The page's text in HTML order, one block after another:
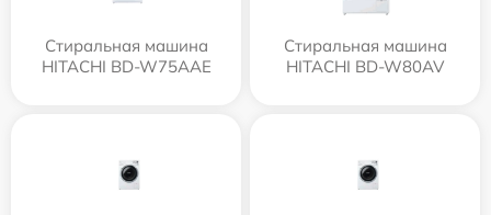
Стиральная машина
HITACHI BD-W75AAE
Стиральная машина
HITACHI BD-W80AV